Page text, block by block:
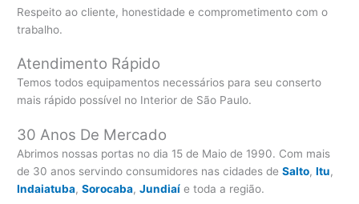
Respeito ao cliente, honestidade e comprometimento com o
trabalho.
Atendimento Rápido
Temos todos equipamentos necessários para seu conserto
mais rápido possível no Interior de São Paulo.
30 Anos De Mercado
Abrimos nossas portas no dia 15 de Maio de 1990. Com mais
de 30 anos servindo consumidores nas cidades deSalto,Itu,
Indaiatuba,Sorocaba,Jundiaí e toda a região.